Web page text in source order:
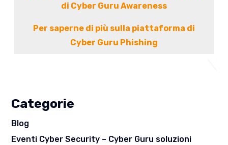
Categorie
Blog
Eventi Cyber Security – Cyber Guru soluzioni
di Cyber Guru Awareness
Per saperne di più sulla piattaforma di
Cyber Guru Phishing